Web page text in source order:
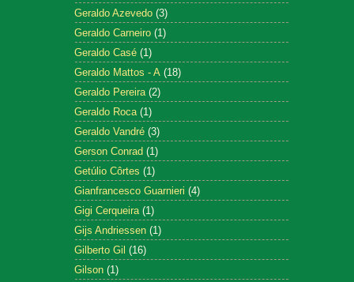
Geraldo Azevedo (3)
Geraldo Carneiro (1)
Geraldo Casé (1)
Geraldo Mattos - A (18)
Geraldo Pereira (2)
Geraldo Roca (1)
Geraldo Vandré (3)
Gerson Conrad (1)
Getúlio Côrtes (1)
Gianfrancesco Guarnieri (4)
Gigi Cerqueira (1)
Gijs Andriessen (1)
Gilberto Gil (16)
Gilson (1)